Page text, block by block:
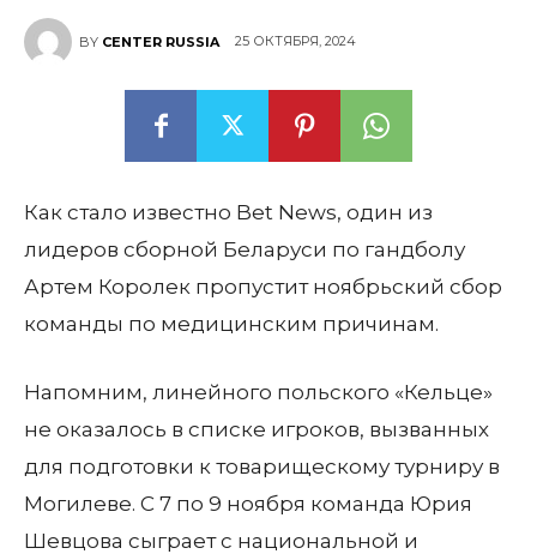
BY CENTER RUSSIA 25 ОКТЯБРЯ, 2024
Как стало известно Bet News, один из
лидеров сборной Беларуси по гандболу
Артем Королек пропустит ноябрьский сбор
команды по медицинским причинам.
Напомним, линейного польского «Кельце»
не оказалось в списке игроков, вызванных
для подготовки к товарищескому турниру в
Могилеве. С 7 по 9 ноября команда Юрия
Шевцова сыграет с национальной и